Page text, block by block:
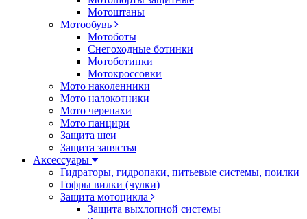
Мотоштаны
Мотообувь
Мотоботы
Снегоходные ботинки
Мотоботинки
Мотокроссовки
Мото наколенники
Мото налокотники
Мото черепахи
Мото панцири
Защита шеи
Защита запястья
Аксессуары
Гидраторы, гидропаки, питьевые системы, поилки
Гофры вилки (чулки)
Защита мотоцикла
Защита выхлопной системы